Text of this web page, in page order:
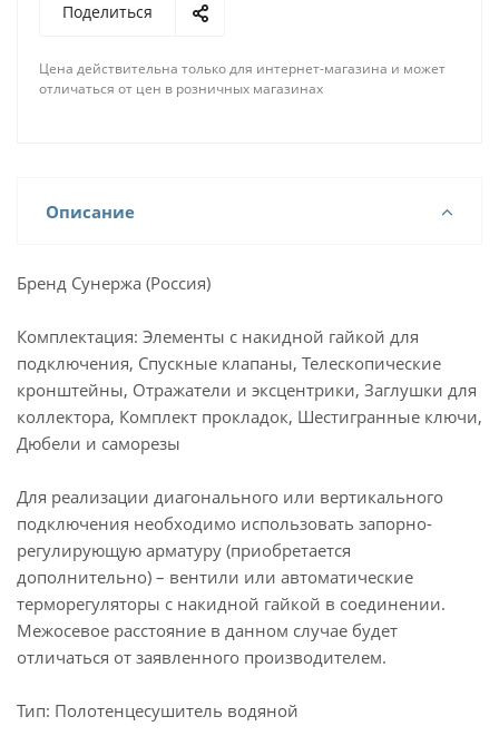
Поделиться
Цена действительна только для интернет-магазина и может
отличаться от цен в розничных магазинах
Описание
Бренд Сунержа (Россия)
Комплектация: Элементы с накидной гайкой для
подключения, Спускные клапаны, Телескопические
кронштейны, Отражатели и эксцентрики, Заглушки для
коллектора, Комплект прокладок, Шестигранные ключи,
Дюбели и саморезы
Для реализации диагонального или вертикального
подключения необходимо использовать запорно-
регулирующую арматуру (приобретается
дополнительно) – вентили или автоматические
терморегуляторы с накидной гайкой в соединении.
Межосевое расстояние в данном случае будет
отличаться от заявленного производителем.
Тип: Полотенцесушитель водяной